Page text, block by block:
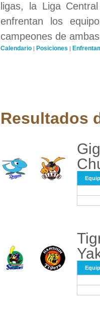
ligas, la Liga
enfrentan los
campeones de
Calendario | Posiciones |
Resultados